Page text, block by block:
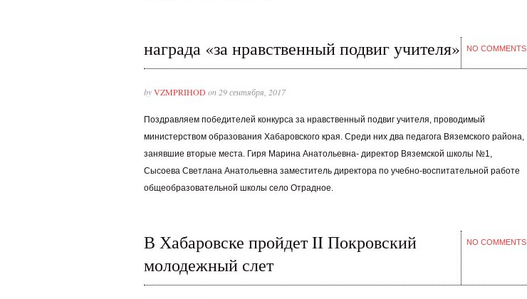
награда «за нравственный подвиг учителя» NO COMMENTS
byVZMPRIHODon 29 сентября, 2017
Поздравляем победителей конкурса за нравственный подвиг учителя, проводимый
министерством образования Хабаровского края. Среди них два педагога Вяземского района,
занявшие вторые места. Гиря Марина Анатольевна- директор Вяземской школы №1,
Сысоева Светлана Анатольевна заместитель директора по учебно-воспитательной работе
общеобразовательной школы село Отрадное.
В Хабаровске пройдет II Покровский
молодежный слет
NO COMMENTS